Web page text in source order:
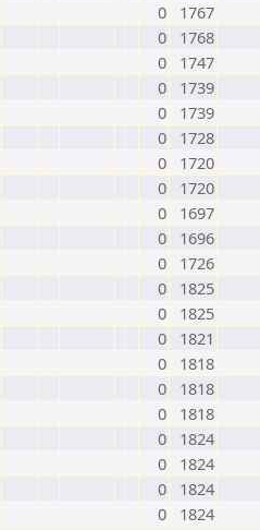
0
1767
0
1768
0
1747
0
1739
0
1739
0
1728
0
1720
0
1720
0
1697
0
1696
0
1726
0
1825
0
1825
0
1821
0
1818
0
1818
0
1818
0
1824
0
1824
0
1824
0 1824